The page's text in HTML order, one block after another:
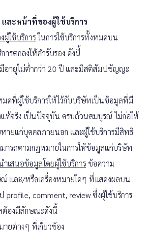
และหน้าที่ของผู้ใช้บริการ
ผู้ใช้บริการในการใช้บริการทั้งหมดบน
การตกลงให้คำรับรอง ดังนี้
มีอายุไม่ต่ำกว่า 20 ปี และมีสติสัมปชัญญะ
ดที่ผู้ใช้บริการให้ไว้กับบริษัทเป็นข้อมูลที่มี
ท้จริง เป็นปัจจุบัน ครบถ้วนสมบูรณ์ ไม่ก่อให้
หายแก่บุคคลภายนอก และผู้ใช้บริการมีสิทธิ
ารถตามกฎหมายในการให้ข้อมูลแก่บริษัท
เสนอข้อมูลโดยผู้ใช้บริการ ข้อความ
และ/หรือเครื่องหมายใดๆ ที่แสดงผลบน
ป profile, comment, review ซึ่งผู้ใช้บริการ
ต้องมีลักษณะดังนี้
ยต่างๆ ที่เกี่ยวข้อง